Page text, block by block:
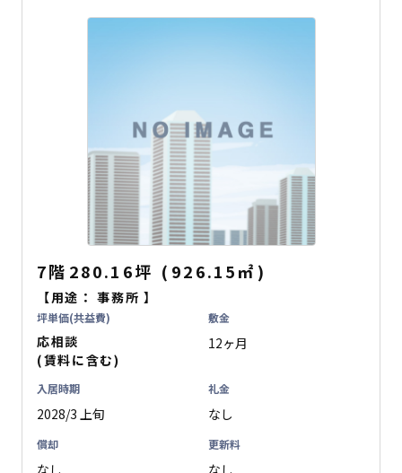
7階 280.16坪 ( 926.15㎡ )
【用途：事務所 】
坪単価(共益費)
応相談
(賃料に含む)
敷金
12ヶ月
入居時期
2028/3 上旬
礼金
なし
償却 更新料